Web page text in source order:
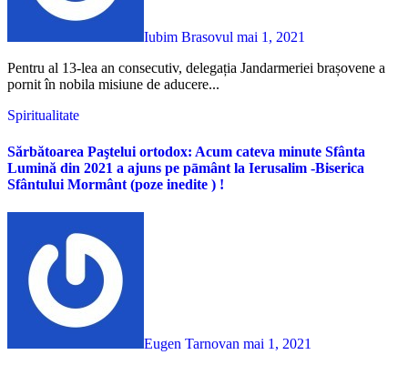
Iubim Brasovul mai 1, 2021
Pentru al 13-lea an consecutiv, delegația Jandarmeriei brașovene a
pornit în nobila misiune de aducere...
Spiritualitate
Sărbătoarea Paştelui ortodox: Acum cateva minute Sfânta
Lumină din 2021 a ajuns pe pāmânt la Ierusalim -Biserica
Sfântului Mormânt (poze inedite ) !
Eugen Tarnovan mai 1, 2021